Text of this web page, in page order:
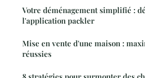
Votre déménagement simplifié :
l'application packler
Mise en vente d'une maison :
réussies